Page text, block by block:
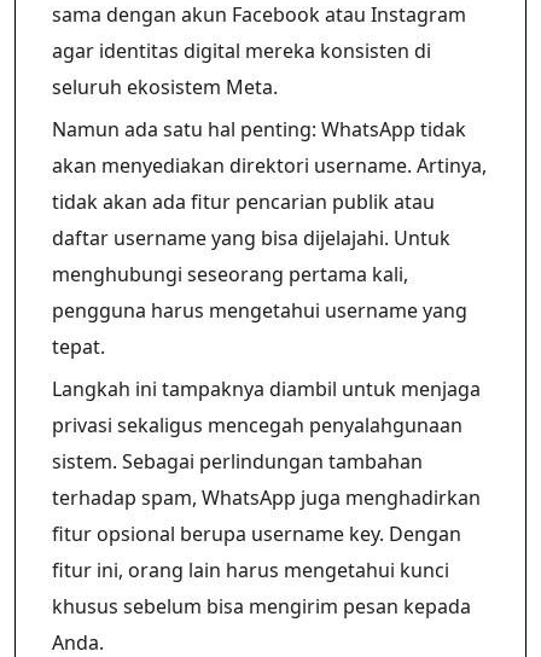
sama dengan akun Facebook atau Instagram
agar identitas digital mereka konsisten di
seluruh ekosistem Meta.
Namun ada satu hal penting: WhatsApp tidak
akan menyediakan direktori username. Artinya,
tidak akan ada fitur pencarian publik atau
daftar username yang bisa dijelajahi. Untuk
menghubungi seseorang pertama kali,
pengguna harus mengetahui username yang
tepat.
Langkah ini tampaknya diambil untuk menjaga
privasi sekaligus mencegah penyalahgunaan
sistem. Sebagai perlindungan tambahan
terhadap spam, WhatsApp juga menghadirkan
fitur opsional berupa username key. Dengan
fitur ini, orang lain harus mengetahui kunci
khusus sebelum bisa mengirim pesan kepada
Anda.